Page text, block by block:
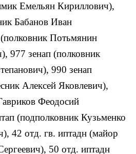
Емельян Кириллович),
Бабанов Иван
Потьмянин
977 зенап (полковник
990 зенап
Алексей Яковлевич),
Феодосий
(подполковник Кузьменко
42 отд. гв. иптадн (майор
50 отд. иптадн